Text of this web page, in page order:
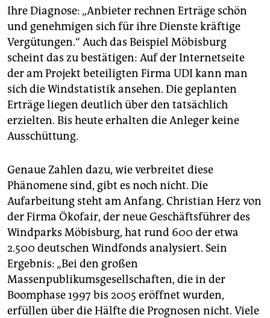
Ihre Diagnose: „Anbieter rechnen Erträge schön
und genehmigen sich für ihre Dienste kräftige
Vergütungen.“ Auch das Beispiel Möbisburg
scheint das zu bestätigen: Auf der Internetseite
der am Projekt beteiligten Firma UDI kann man
sich die Windstatistik ansehen. Die geplanten
Erträge liegen deutlich über den tatsächlich
erzielten. Bis heute erhalten die Anleger keine
Ausschüttung.
Genaue Zahlen dazu, wie verbreitet diese
Phänomene sind, gibt es noch nicht. Die
Aufarbeitung steht am Anfang. Christian Herz von
der Firma Ökofair, der neue Geschäftsführer des
Windparks Möbisburg, hat rund 600 der etwa
2.500 deutschen Windfonds analysiert. Sein
Ergebnis: „Bei den großen
Massenpublikumsgesellschaften, die in der
Boomphase 1997 bis 2005 eröffnet wurden,
erfüllen über die Hälfte die Prognosen nicht. Viele